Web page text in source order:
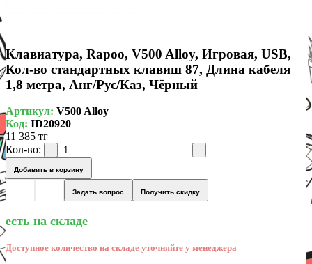
Клавиатура, Rapoo, V500 Alloy, Игровая, USB,
Кол-во стандартных клавиш 87, Длина кабеля
1,8 метра, Анг/Рус/Каз, Чёрный
Артикул: V500 Alloy
Код: ID20920
11 385 тг
Кол-во:
Добавить в корзину
Задать вопрос Получить скидку
есть на складе
Доступное количество на складе уточняйте у менеджера